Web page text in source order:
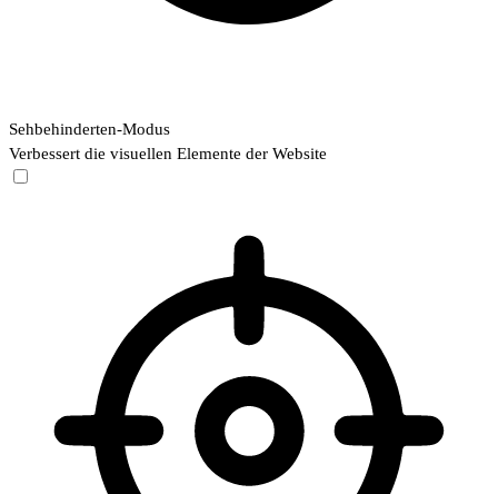
Sehbehinderten-Modus
Verbessert die visuellen Elemente der Website